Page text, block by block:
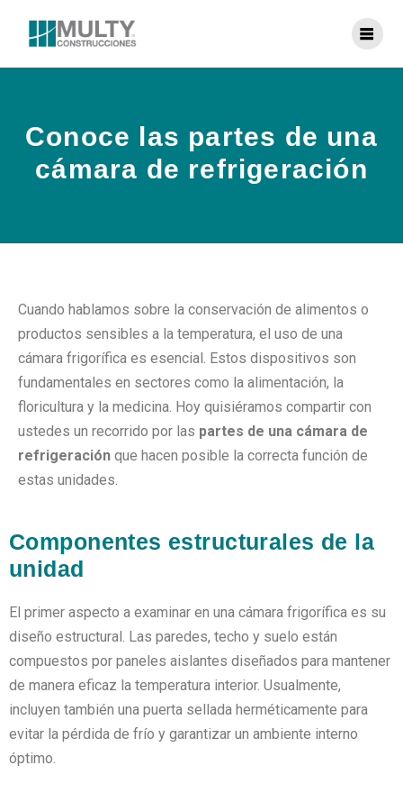
Conoce las partes de una
cámara de refrigeración
Cuando hablamos sobre la conservación de alimentos o
productos sensibles a la temperatura, el uso de una
cámara frigorífica es esencial. Estos dispositivos son
fundamentales en sectores como la alimentación, la
floricultura y la medicina. Hoy quisiéramos compartir con
ustedes un recorrido por las partes de una cámara de
refrigeración que hacen posible la correcta función de
estas unidades.
Componentes estructurales de la
unidad
El primer aspecto a examinar en una cámara frigorífica es su
diseño estructural. Las paredes, techo y suelo están
compuestos por paneles aislantes diseñados para mantener
de manera eficaz la temperatura interior. Usualmente,
incluyen también una puerta sellada herméticamente para
evitar la pérdida de frío y garantizar un ambiente interno
óptimo.